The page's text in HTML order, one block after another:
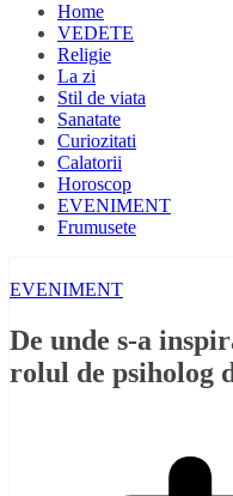
Home
VEDETE
Religie
La zi
Stil de viata
Sanatate
Curiozitati
Calatorii
Horoscop
EVENIMENT
Frumusete
EVENIMENT
De unde s-a
rolul de psiholog